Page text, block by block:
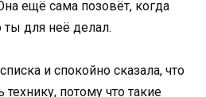
ещё сама позовёт, когда
ты для неё делал.
и спокойно сказала, что
потому что такие